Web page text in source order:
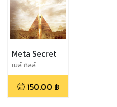
Meta Secret
เมล์ กิลล์
150.00 ฿